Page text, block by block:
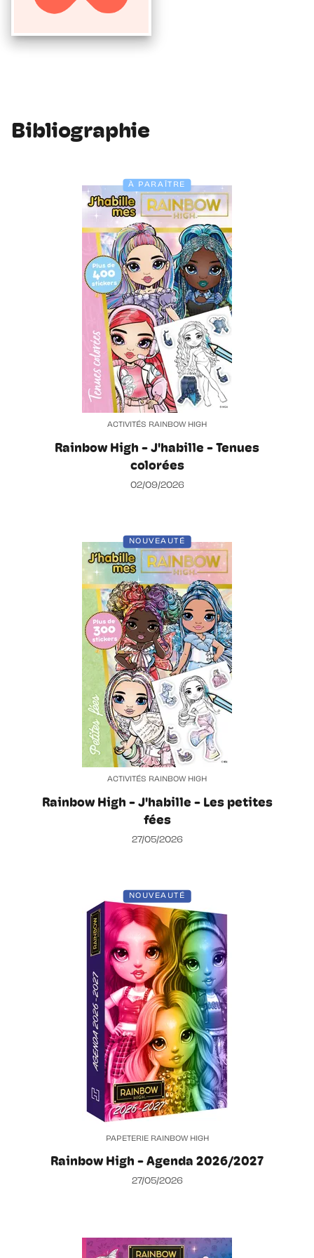
Bibliographie
À PARAÎTRE
ACTIVITÉS RAINBOW HIGH
Rainbow High - J'habille - Tenues
colorées
02/09/2026
NOUVEAUTÉ
ACTIVITÉS RAINBOW HIGH
Rainbow High - J'habille - Les petites
fées
27/05/2026
NOUVEAUTÉ
PAPETERIE RAINBOW HIGH
Rainbow High - Agenda 2026/2027
27/05/2026